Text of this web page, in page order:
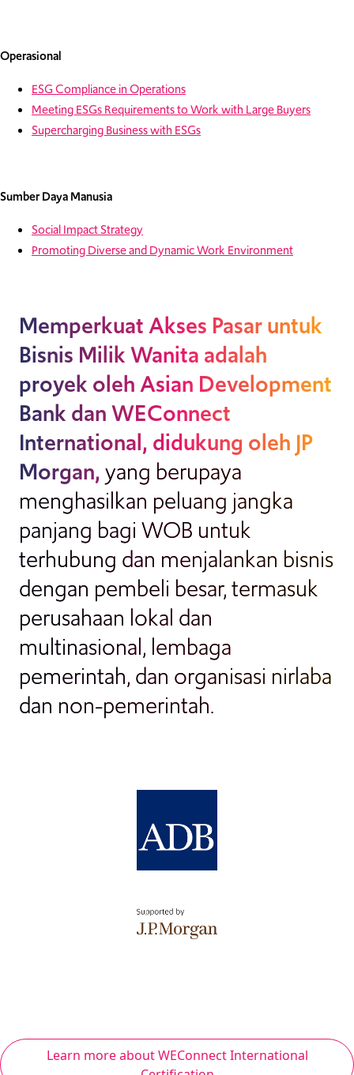
Operasional
ESG Compliance in Operations
Meeting ESGs Requirements to Work with Large Buyers
Supercharging Business with ESGs
Sumber Daya Manusia
Social Impact Strategy
Promoting Diverse and Dynamic Work Environment
Memperkuat Akses Pasar untuk
Bisnis Milik Wanita adalah
proyek oleh Asian Development
Bank dan WEConnect
International, didukung oleh JP
Morgan, yang berupaya
menghasilkan peluang jangka
panjang bagi WOB untuk
terhubung dan menjalankan bisnis
dengan pembeli besar, termasuk
perusahaan lokal dan
multinasional, lembaga
pemerintah, dan organisasi nirlaba
dan non-pemerintah.
Learn more about WEConnect International